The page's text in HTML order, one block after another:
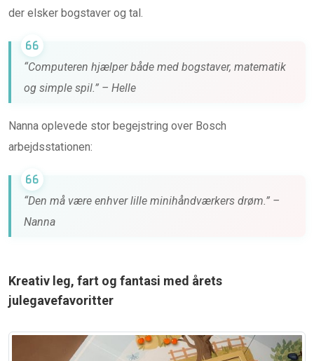
der elsker bogstaver og tal.
“Computeren hjælper både med bogstaver, matematik
og simple spil.” – Helle
Nanna oplevede stor begejstring over Bosch
arbejdsstationen:
“Den må være enhver lille minihåndværkers drøm.” –
Nanna
Kreativ leg, fart og fantasi med årets
julegavefavoritter